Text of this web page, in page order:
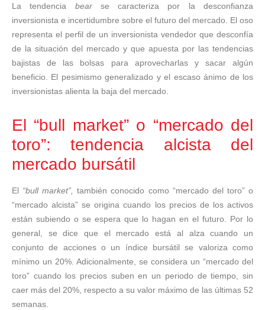
La tendencia bear se caracteriza por la desconfianza
inversionista e incertidumbre sobre el futuro del mercado. El oso
representa el perfil de un inversionista vendedor que desconfía
de la situación del mercado y que apuesta por las tendencias
bajistas de las bolsas para aprovecharlas y sacar algún
beneficio. El pesimismo generalizado y el escaso ánimo de los
inversionistas alienta la baja del mercado.
El “bull market” o “mercado del
toro”: tendencia alcista del
mercado bursátil
El “bull market”,
también conocido como “mercado del toro” o
“mercado alcista” se origina cuando los precios de los activos
están subiendo o se espera que lo hagan en el futuro. Por lo
general, se dice que el mercado está al alza cuando un
conjunto de acciones o un índice bursátil se valoriza como
mínimo un 20%. Adicionalmente, se considera un “mercado del
toro” cuando los precios suben en un periodo de tiempo, sin
caer más del 20%, respecto a su valor máximo de las últimas 52
semanas.